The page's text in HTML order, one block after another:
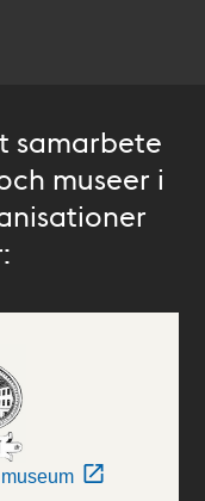
samarbete
museer i